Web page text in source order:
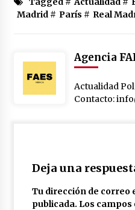
Madrid# París # Real
Agencia
Actualidad
Contacto:
Deja una
Tu dirección de correo
publicada. Los